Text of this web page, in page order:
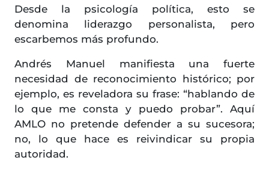
Desde la psicología política, esto se
denomina liderazgo personalista, pero
escarbemos más profundo.
Andrés Manuel manifiesta una fuerte
necesidad de reconocimiento histórico; por
ejemplo, es reveladora su frase: “hablando de
lo que me consta y puedo probar”. Aquí
AMLO no pretende defender a su sucesora;
no, lo que hace es reivindicar su propia
autoridad.